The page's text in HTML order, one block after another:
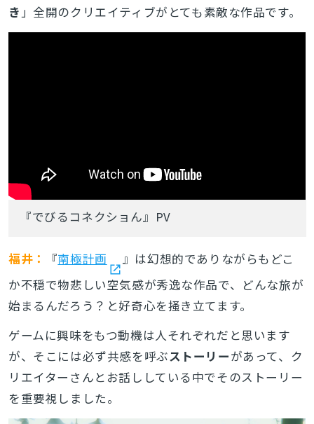
き 」全開のクリエイティブがとても素敵な作品です。
『でびるコネクショん』PV
福井： 『南極計画
』は幻想的でありながらもどこ
か不穏で物悲しい空気感が秀逸な作品で、どんな旅が
始まるんだろう？と好奇心を掻き立てます。
ゲームに興味をもつ動機は人それぞれだと思います
が、そこには必ず共感を呼ぶストーリーがあって、ク
リエイターさんとお話ししている中でそのストーリー
を重要視しました。